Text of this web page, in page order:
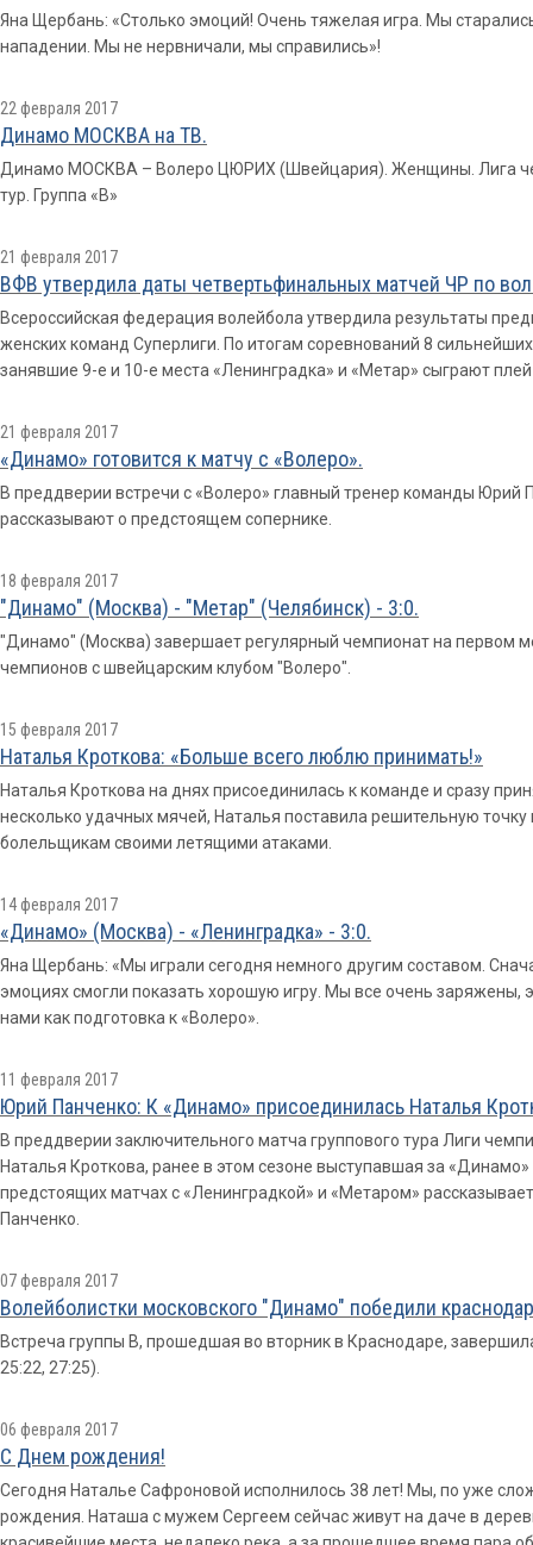
Яна Щербань: «Столько эмоций! Очень тяжелая игра. Мы
нападении. Мы не нервничали, мы справились»!
22 февраля 2017
Динамо МОСКВА на ТВ.
Динамо МОСКВА – Волеро ЦЮРИХ (Швейцария). Женщины. Лига
тур. Группа «В»
21 февраля 2017
ВФВ утвердила даты четвертьфинальных матчей ЧР по
Всероссийская федерация волейбола утвердила результаты
женских команд Суперлиги. По итогам соревнований 8
занявшие 9-е и 10-е места «Ленинградка» и «Метар» сыграют
21 февраля 2017
«Динамо» готовится к матчу с «Волеро».
В преддверии встречи с «Волеро» главный тренер команды
рассказывают о предстоящем сопернике.
18 февраля 2017
"Динамо" (Москва) - "Метар" (Челябинск) - 3:0.
"Динамо" (Москва) завершает регулярный чемпионат на первом
чемпионов с швейцарским клубом "Волеро".
15 февраля 2017
Наталья Кроткова: «Больше всего люблю принимать!»
Наталья Кроткова на днях присоединилась к команде и сразу
несколько удачных мячей, Наталья поставила решительную
болельщикам своими летящими атаками.
14 февраля 2017
«Динамо» (Москва) - «Ленинградка» - 3:0.
Яна Щербань: «Мы играли сегодня немного другим составом.
эмоциях смогли показать хорошую игру. Мы все очень заряжены,
нами как подготовка к «Волеро».
11 февраля 2017
Юрий Панченко: К «Динамо» присоединилась Наталья
В преддверии заключительного матча группового тура Лиги
Наталья Кроткова, ранее в этом сезоне выступавшая за
предстоящих матчах с «Ленинградкой» и «Метаром»
Панченко.
07 февраля 2017
Волейболистки московского "Динамо" победили
Встреча группы В, прошедшая во вторник в Краснодаре,
25:22, 27:25).
06 февраля 2017
С Днем рождения!
Сегодня Наталье Сафроновой исполнилось 38 лет! Мы, по уже
рождения. Наташа с мужем Сергеем сейчас живут на даче в